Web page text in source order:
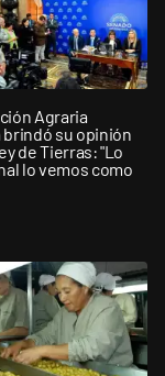
Agraria
su opinión
de Tierras: "Lo
lo vemos como